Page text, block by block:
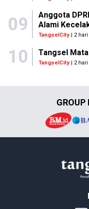
09
Anggota
Alami
TangselCity| 2 hari
10 Tangsel
TangselCity | 2
GROUP